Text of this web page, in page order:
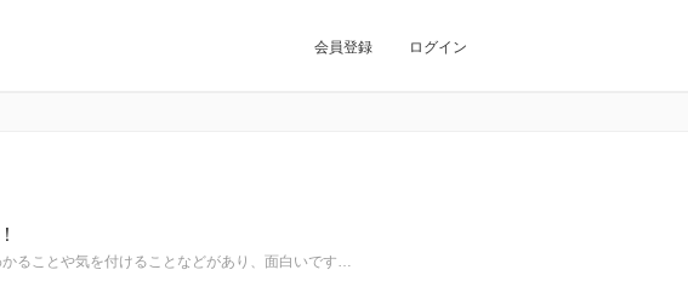
会員登録 ログイン
ることや気を付けることなどがあり、面白いです…